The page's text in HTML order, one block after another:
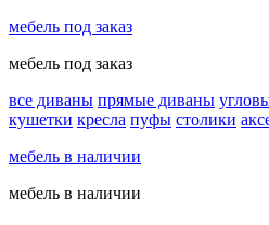
мебель под заказ
мебель под заказ
все диваны прямые диваны
кушетки кресла пуфы столики
мебель в наличии
мебель в наличии